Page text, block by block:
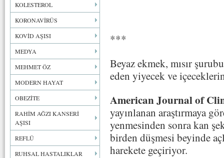
KOLESTEROL
KORONAVİRÜS
KOVİD AŞISI
MEDYA
MEHMET ÖZ
MODERN HAYAT
OBEZİTE
RAHİM AĞZI KANSERİ
AŞISI
REFLÜ
RUHSAL HASTALIKLAR
***
Beyaz ekmek, mısır
eden yiyecek ve
American Journal of
yayınlanan araştırmaya
yenmesinden sonra kan
birden düşmesi beyinde
harekete geçiriyor.